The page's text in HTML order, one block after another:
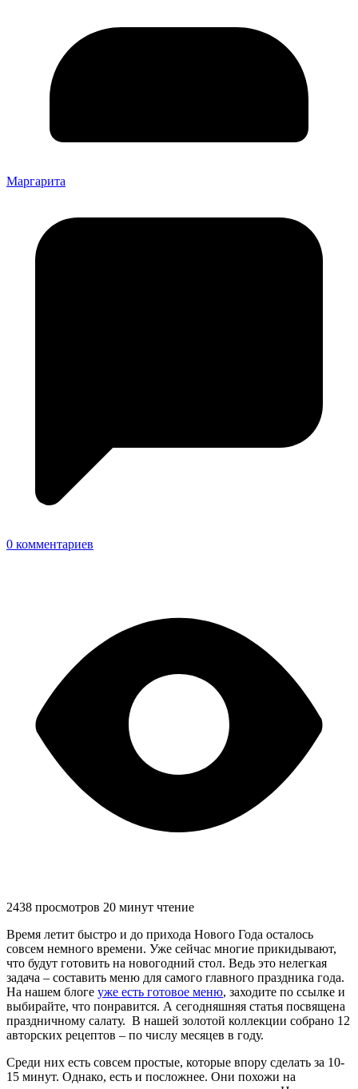
Маргарита
0 комментариев
2438 просмотров 20 минут чтение
Время летит быстро и до прихода Нового Года осталось
совсем немного времени. Уже сейчас многие прикидывают,
что будут готовить на новогодний стол. Ведь это нелегкая
задача – составить меню для самого главного праздника года.
На нашем блоге уже есть готовое меню, заходите по ссылке и
выбирайте, что понравится. А сегодняшняя статья посвящена
праздничному салату. В нашей золотой коллекции собрано 12
авторских рецептов – по числу месяцев в году.
Среди них есть совсем простые, которые впору сделать за 10-
15 минут. Однако, есть и посложнее. Они похожи на